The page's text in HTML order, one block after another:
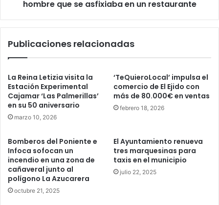
hombre que se asfixiaba en un restaurante
Publicaciones relacionadas
La Reina Letizia visita la
Estación Experimental
Cajamar ‘Las Palmerillas’
en su 50 aniversario
marzo 10, 2026
‘TeQuieroLocal’ impulsa el
comercio de El Ejido con
más de 80.000€ en ventas
febrero 18, 2026
Bomberos del Poniente e
Infoca sofocan un
incendio en una zona de
cañaveral junto al
polígono La Azucarera
octubre 21, 2025
El Ayuntamiento renueva
tres marquesinas para
taxis en el municipio
julio 22, 2025